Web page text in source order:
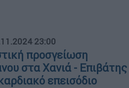
23:00
προσγείωση
στα Χανιά - Επιβάτης
επεισόδιο